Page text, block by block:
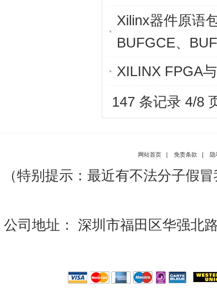
Xilinx器件原语
BUFGCE、
XILINX FPGA
147 条记录 4/8
网站首页 免责条款 隐
（特别提示：最近有不法分子假
公司地址： 深圳市福田区华强北